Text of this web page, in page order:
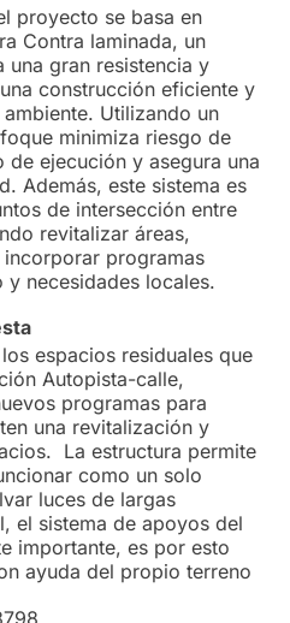
proyecto se basa en
Contra laminada, un
una gran resistencia y
construcción eficiente y
Utilizando un
minimiza riesgo de
ejecución y asegura una
Además, este sistema es
de intersección entre
revitalizar áreas,
programas
necesidades locales.
espacios residuales que
Autopista-calle,
programas para
una revitalización y
La estructura permite
como un solo
luces de largas
el sistema de apoyos del
importante, es por esto
ayuda del propio terreno